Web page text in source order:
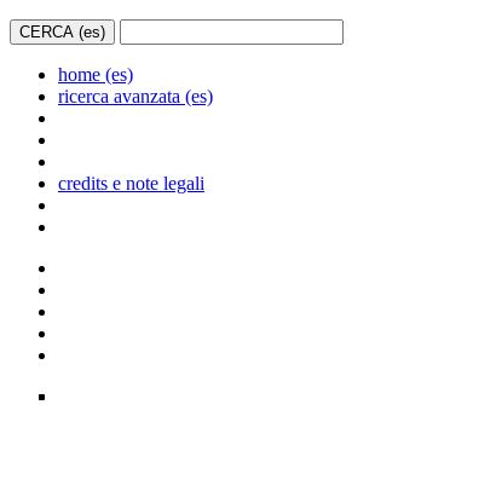
home (es)
ricerca avanzata (es)
credits e note legali